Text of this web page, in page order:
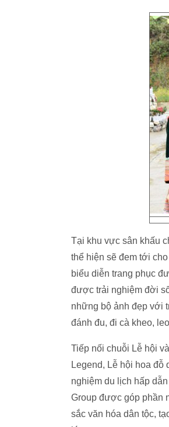
Tại khu vực sân khấu
thể hiện sẽ đem tới
biểu diễn trang phục
được trải nghiệm đời
những bộ ảnh đẹp với
đánh đu, đi cà kheo,
Tiếp nối chuỗi Lễ hội
Legend, Lễ hội hoa
nghiệm du lịch hấp
Group được góp phần
sắc văn hóa dân tộc,